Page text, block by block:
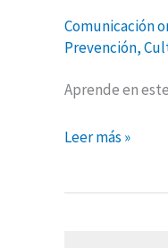
Comunicación
Prevención,
Aprende en
Leer más »